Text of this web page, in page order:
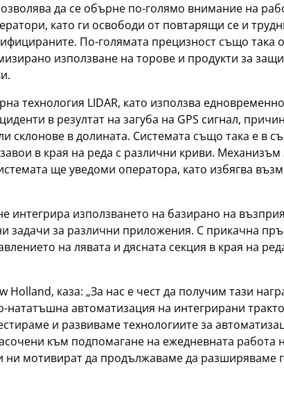
да се обърне по-голямо внимание на
като ги освободи от повтарящи се и
По-голямата прецизност също така
използване на торове и продукти за
технология LIDAR, като използва
в резултат на загуба на GPS сигнал,
склонове в долината. Системата също така е в
в края на реда с различни криви.
ще уведоми оператора, като избягва
интегрира използването на базирано на
задачи за различни приложения. С прикачна
на лявата и дясната секция в края на
каза: „За нас е чест да получим тази
нататъшна автоматизация на интегрирани
и развиваме технологиите за
към подпомагане на ежедневната
ни мотивират да продължаваме да разширяваме